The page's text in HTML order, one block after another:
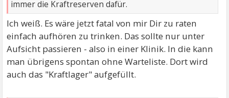
immer die Kraftreserven dafür.
Ich weiß. Es wäre jetzt fatal von mir Dir zu raten
einfach aufhören zu trinken. Das sollte nur unter
Aufsicht passieren - also in einer Klinik. In die kann
man übrigens spontan ohne Warteliste. Dort wird
auch das "Kraftlager" aufgefüllt.